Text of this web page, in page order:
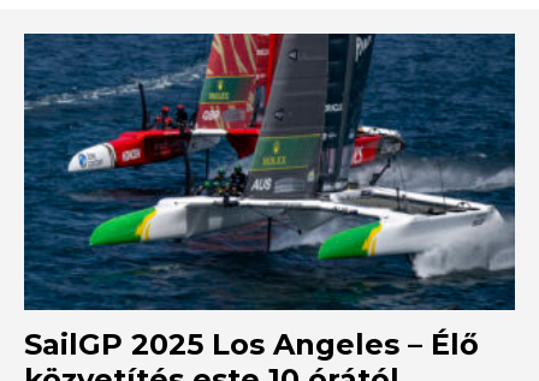
SailGP 2025 Los Angeles – Élő